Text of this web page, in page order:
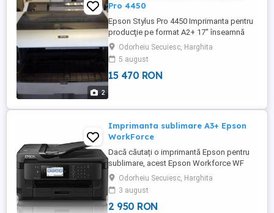
2
Pro 4450
Epson Stylus Pro 4450 Imprimanta pentru
producţie pe format A2+ 17" înseamnă
calitate fiabilitate şi un raport preţ calitate
excelent. A2 17" dimensiuni compac:
calitate profesională într-un dispozitiv cu
dimensiuni mici Cerneală de sublimare:
Odorheiu Secuiesc, Harghita
5 august
15 470 RON
Imprimanta sublimare A3+ Epson
WorkForce
Dacă căutați o imprimantă Epson pentru
sublimare, acest Epson Workforce WF
A3+ ar trebui să fie una dintre alegerile
voastre. imprimanta are funcții
multifuncționale prin faptul că suportă
imprimarea prin sublimare. A3+
Odorheiu Secuiesc, Harghita
3 august
2 950 RON